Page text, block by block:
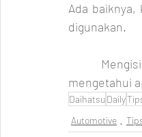
Ada
digunakan.
mengetahui
DaihatsuDaily
Automotive